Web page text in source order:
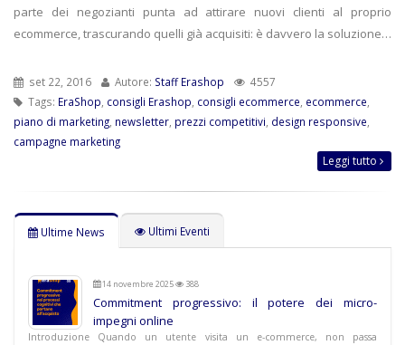
parte dei negozianti punta ad attirare nuovi clienti al proprio
ecommerce, trascurando quelli già acquisiti: è davvero la soluzione…
set 22, 2016 Autore: Staff Erashop
4557
Tags: EraShop consigli Erashop consigli ecommerce ecommerce
piano di marketing newsletter prezzi competitivi design responsive
campagne marketing
Leggi tutto
Ultime News Ultimi Eventi
14 novembre 2025 388
Commitment progressivo: il potere dei micro-
impegni online
Introduzione Quando un utente visita un e-commerce, non passa